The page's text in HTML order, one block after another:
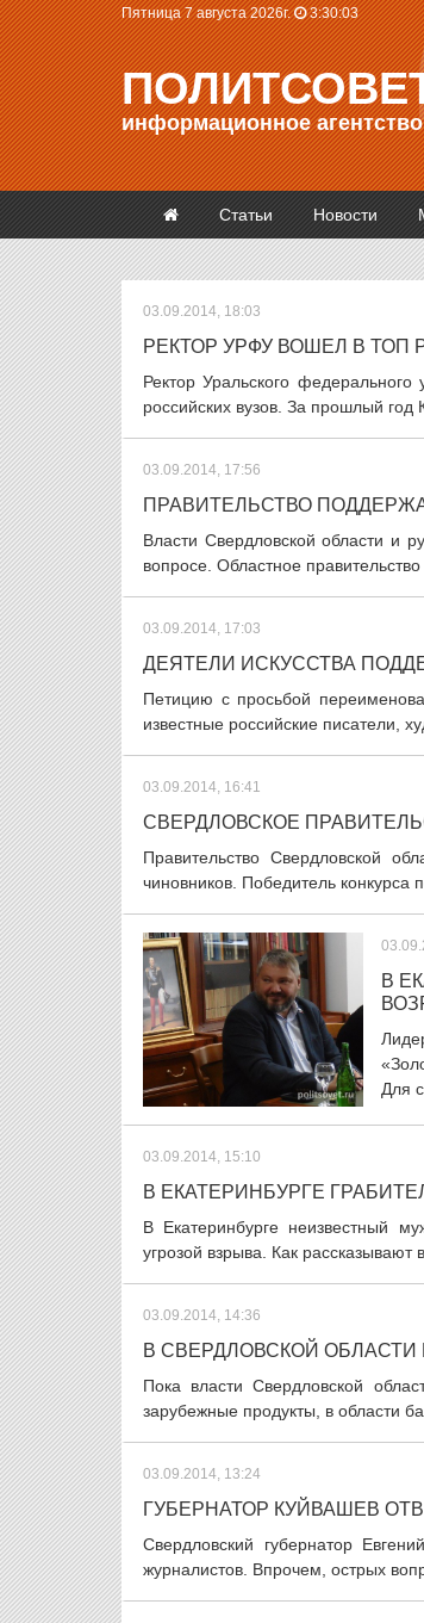
Пятница 7 августа 2026г. 3:30:03
информационное агентство
Статьи Новости
03.09.2014, 18:03
РЕКТОР УРФУ ВОШЕЛ В ТОП
Ректор Уральского
российских вузов. За прошлый
03.09.2014, 17:56
ПРАВИТЕЛЬСТВО
Власти Свердловской области и
вопросе. Областное
03.09.2014, 17:03
ДЕЯТЕЛИ ИСКУССТВА
Петицию с просьбой
известные российские писатели,
03.09.2014, 16:41
СВЕРДЛОВСКОЕ
Правительство Свердловской
чиновников. Победитель конкурса
В
Для
03.09.2014, 15:10
В ЕКАТЕРИНБУРГЕ
В Екатеринбурге неизвестный
угрозой взрыва. Как
03.09.2014, 14:36
В СВЕРДЛОВСКОЙ
Пока власти Свердловской
зарубежные продукты, в области
03.09.2014, 13:24
ГУБЕРНАТОР КУЙВАШЕВ
Свердловский губернатор
журналистов. Впрочем, острых